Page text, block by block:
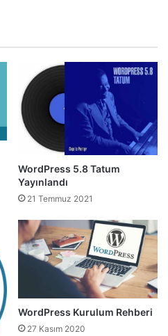
WordPress 5.8 Tatum
Yayınlandı
21 Temmuz 2021
WordPress Kurulum Rehberi
27 Kasım 2020